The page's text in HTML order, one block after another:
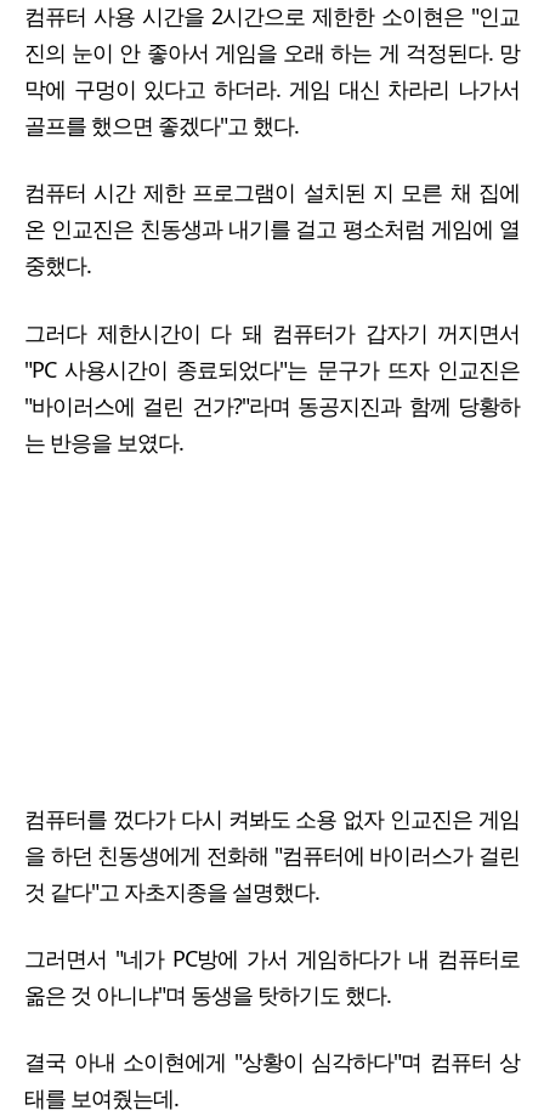
컴퓨터 사용 시간을 2시간으로 제한한 소이현은 "인교
진의 눈이 안 좋아서 게임을 오래 하는 게 걱정된다. 망
막에 구멍이 있다고 하더라. 게임 대신 차라리 나가서
골프를 했으면 좋겠다"고 했다.
컴퓨터 시간 제한 프로그램이 설치된 지 모른 채 집에
온 인교진은 친동생과 내기를 걸고 평소처럼 게임에 열
중했다.
그러다 제한시간이 다 돼 컴퓨터가 갑자기 꺼지면서
"PC 사용시간이 종료되었다"는 문구가 뜨자 인교진은
"바이러스에 걸린 건가?"라며 동공지진과 함께 당황하
는 반응을 보였다.
컴퓨터를 껐다가 다시 켜봐도 소용 없자 인교진은 게임
을 하던 친동생에게 전화해 "컴퓨터에 바이러스가 걸린
것 같다"고 자초지종을 설명했다.
그러면서 "네가 PC방에 가서 게임하다가 내 컴퓨터로
옮은 것 아니냐"며 동생을 탓하기도 했다.
결국 아내 소이현에게 "상황이 심각하다"며 컴퓨터 상
태를 보여줬는데.